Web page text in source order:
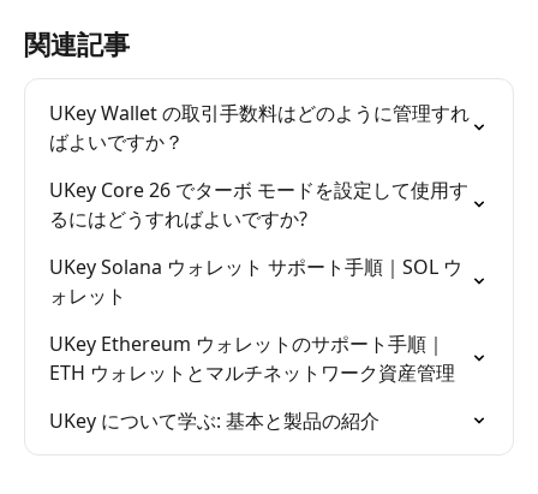
関連記事
UKey Wallet の取引手数料はどのように管理すれ
ばよいですか？
UKey Core 26 でターボ モードを設定して使用す
るにはどうすればよいですか?
UKey Solana ウォレット サポート手順｜SOL ウ
ォレット
UKey Ethereum ウォレットのサポート手順｜
ETH ウォレットとマルチネットワーク資産管理
UKey について学ぶ: 基本と製品の紹介